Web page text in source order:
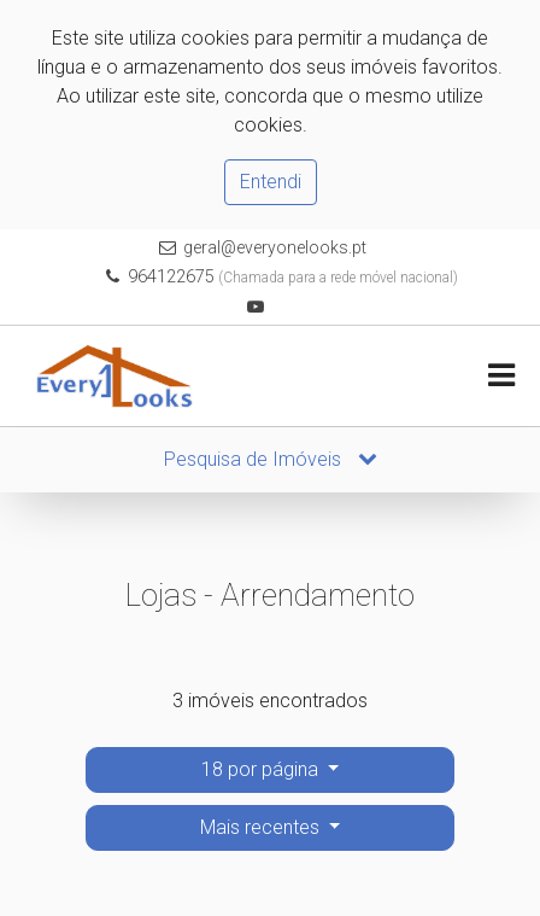
Este site utiliza cookies para permitir a mudança de
língua e o armazenamento dos seus imóveis favoritos.
Ao utilizar este site, concorda que o mesmo utilize
cookies.
Entendi
geral@everyonelooks.pt
964122675 (Chamada para a rede móvel nacional)
Pesquisa de Imóveis
Lojas - Arrendamento
3 imóveis encontrados
18 por página
Mais recentes